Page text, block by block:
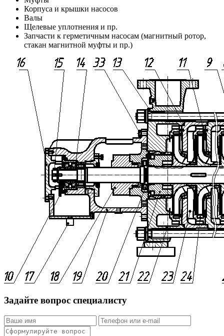
Корпуса и крышки насосов
Валы
Щелевые уплотнения и пр.
Запчасти к герметичным насосам (магнитный ротор,
стакан магнитной муфты и пр.)
Задайте вопрос специалисту